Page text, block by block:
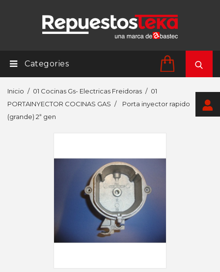
Categories
Inicio 01 Cocinas Gs- Electricas Freidoras
01
PORTAINYECTOR COCINAS GAS
Porta inyector rapido
(grande) 2ª gen